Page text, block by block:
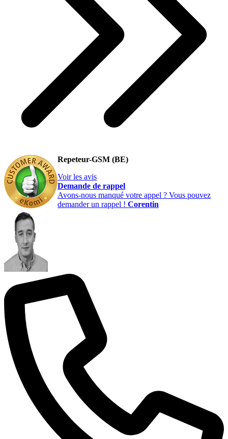
Repeteur-GSM (BE)
Voir les avis
Demande de rappel
Avons-nous manqué votre appel ? Vous pouvez
demander un rappel ! Corentin